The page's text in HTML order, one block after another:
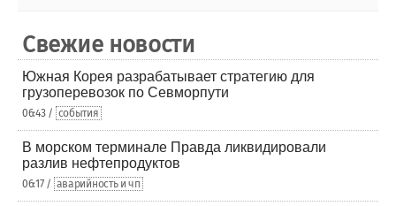
Свежие новости
Южная Корея разрабатывает стратегию для
грузоперевозок по Севморпути
06:43 / события
В морском терминале Правда ликвидировали
разлив нефтепродуктов
06:17 / аварийность и чп